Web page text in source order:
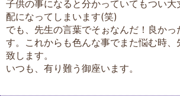
子供の事になると分かっていてもつい
配になってしまいます(笑)
でも、先生の言葉でそぉなんだ！良かっ
す。これからも色んな事でまた悩む時、
致します。
いつも、有り難う御座います。